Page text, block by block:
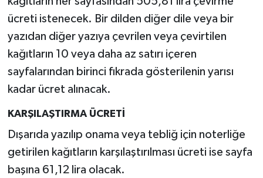
ücreti istenecek. Bir dilden diğer dile veya bir
yazıdan diğer yazıya çevrilen veya çevirtilen
kağıtların 10 veya daha az satırı içeren
sayfalarından birinci fıkrada gösterilenin yarısı
kadar ücret alınacak.
KARŞILAŞTIRMA ÜCRETİ
Dışarıda yazılıp onama veya tebliğ için noterliğe
getirilen kağıtların karşılaştırılması ücreti ise sayfa
başına 61,12 lira olacak.